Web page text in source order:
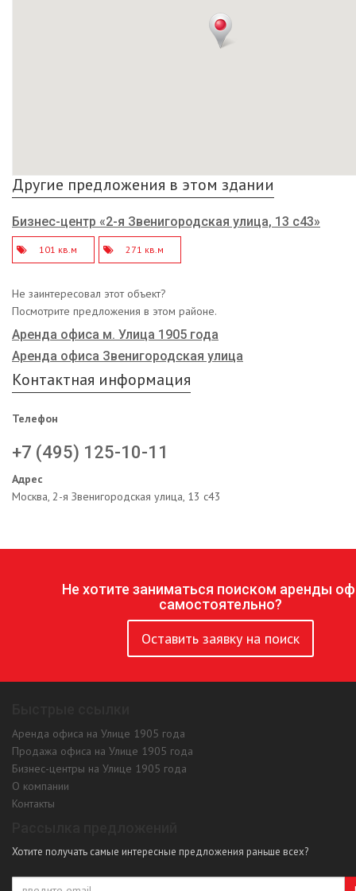
Другие предложения в этом здании
Бизнес-центр «2-я Звенигородская улица, 13 с43»
101 кв.м 271 кв.м
Не заинтересовал этот объект?
Посмотрите предложения в этом районе.
Аренда офиса м. Улица 1905 года
Аренда офиса Звенигородская улица
Контактная информация
Телефон
+7 (495) 125-10-11
Адрес
Москва, 2-я Звенигородская улица, 13 с43
Не хотите заниматься поиском аренды
самостоятельно?
Оставить заявку на поиск
Аренда офиса на Улице 1905 года
Продажа офиса на Улице 1905 года
Бизнес-центры на Улице 1905 года
О компании
Контакты
Хотите получать самые интересные предложения раньше всех?